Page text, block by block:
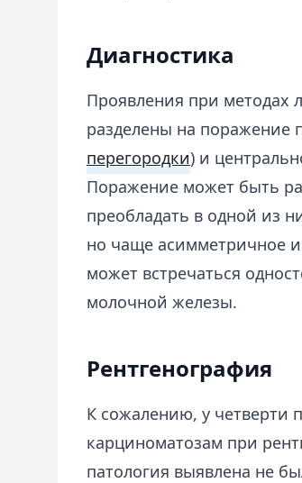
Диагностика
Проявления при методах
разделены на поражение
перегородки) и
Поражение может быть
преобладать в одной из
но чаще асимметричное
может встречаться
молочной железы.
Рентгенография
К сожалению, у четверти
карциноматозам при
патология выявлена не